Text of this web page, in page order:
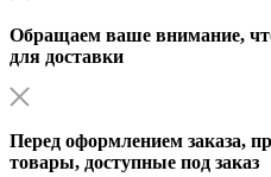
Обращаем ваше внимание,
для доставки
Перед оформлением заказа,
товары, доступные под заказ